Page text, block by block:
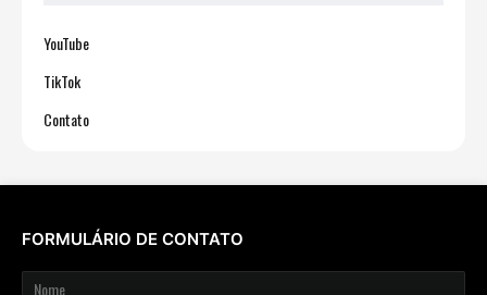
YouTube
TikTok
Contato
FORMULÁRIO DE CONTATO